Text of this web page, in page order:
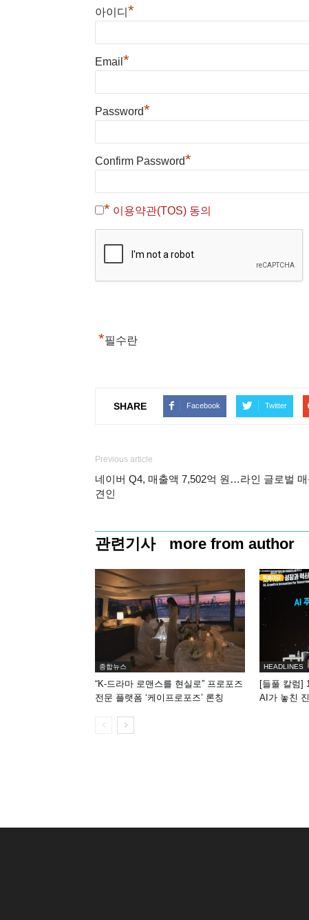
아이디 *
Email *
Password*
Confirm Password*
* 이용약관(TOS) 동의
*필수란
SHARE Facebook Twitter
Previous article
네이버 Q4, 매출액 7,502억 원…라인 글로벌 매
견인
관련기사 more from author
종합뉴스
“K-드라마 로맨스를 현실로” 프로포즈
전문 플랫폼 ‘케이프로포즈’ 론칭
HEADLINES
[들풀 칼럼]
AI가 놓친